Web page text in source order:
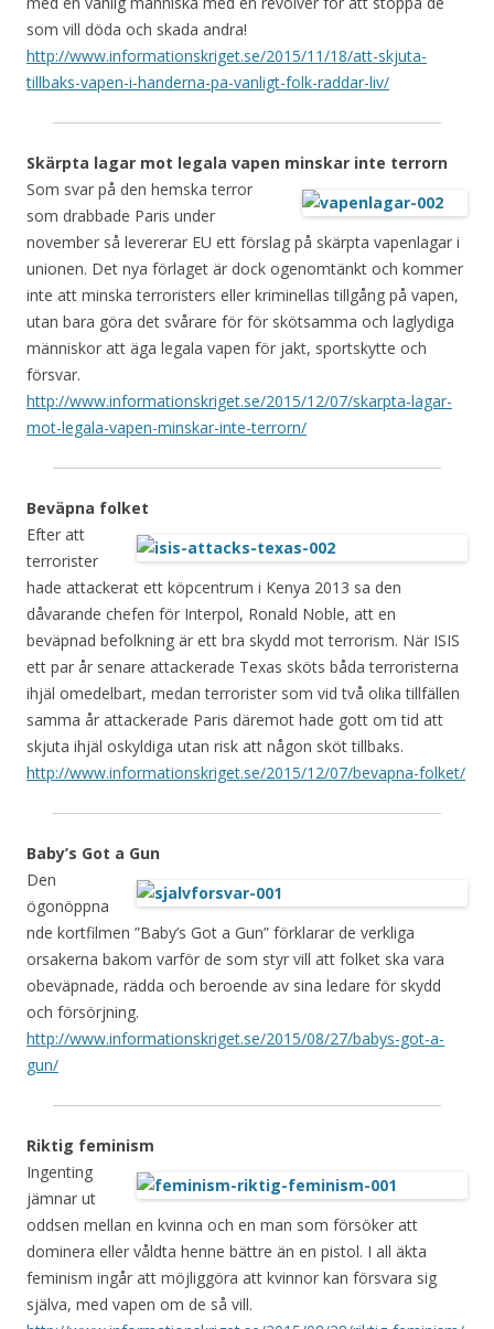
som vill döda och skada andra!
http://www.informationskriget.se/2015/11/18/att-skjuta-
tillbaks-vapen-i-handerna-pa-vanligt-folk-raddar-liv/
Skärpta lagar mot legala vapen minskar inte terrorn
Som svar på den hemska terror
som drabbade Paris under
november så levererar EU ett förslag på skärpta vapenlagar i
unionen. Det nya förlaget är dock ogenomtänkt och kommer
inte att minska terroristers eller kriminellas tillgång på vapen,
utan bara göra det svårare för för skötsamma och laglydiga
människor att äga legala vapen för jakt, sportskytte och
försvar.
http://www.informationskriget.se/2015/12/07/skarpta-lagar-
mot-legala-vapen-minskar-inte-terrorn/
Beväpna folket
Efter att
terrorister
hade attackerat ett köpcentrum i Kenya 2013 sa den
dåvarande chefen för Interpol, Ronald Noble, att en
beväpnad befolkning är ett bra skydd mot terrorism. När ISIS
ett par år senare attackerade Texas sköts båda terroristerna
ihjäl omedelbart, medan terrorister som vid två olika tillfällen
samma år attackerade Paris däremot hade gott om tid att
skjuta ihjäl oskyldiga utan risk att någon sköt tillbaks.
http://www.informationskriget.se/2015/12/07/bevapna-folket/
Baby’s Got a Gun
Den
ögonöppna
nde kortfilmen ”Baby’s Got a Gun” förklarar de verkliga
orsakerna bakom varför de som styr vill att folket ska vara
obeväpnade, rädda och beroende av sina ledare för skydd
och försörjning.
http://www.informationskriget.se/2015/08/27/babys-got-a-
gun/
Riktig feminism
Ingenting
jämnar ut
oddsen mellan en kvinna och en man som försöker att
dominera eller våldta henne bättre än en pistol. I all äkta
feminism ingår att möjliggöra att kvinnor kan försvara sig
själva, med vapen om de så vill.